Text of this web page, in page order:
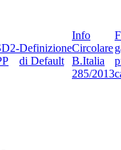
Definizione
di Default
Info
Circolare
B.Italia
285/2013